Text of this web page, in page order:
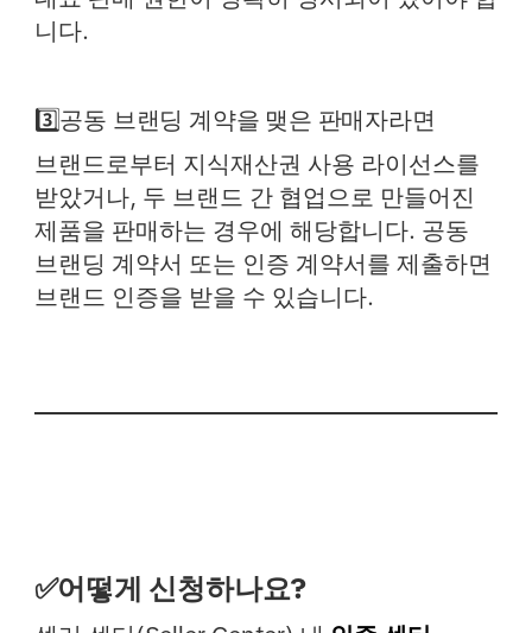
니다.
3️⃣공동 브랜딩 계약을 맺은 판매자라면
브랜드로부터 지식재산권 사용 라이선스를
받았거나, 두 브랜드 간 협업으로 만들어진
제품을 판매하는 경우에 해당합니다. 공동
브랜딩 계약서 또는 인증 계약서를 제출하면
브랜드 인증을 받을 수 있습니다.
✅어떻게 신청하나요?